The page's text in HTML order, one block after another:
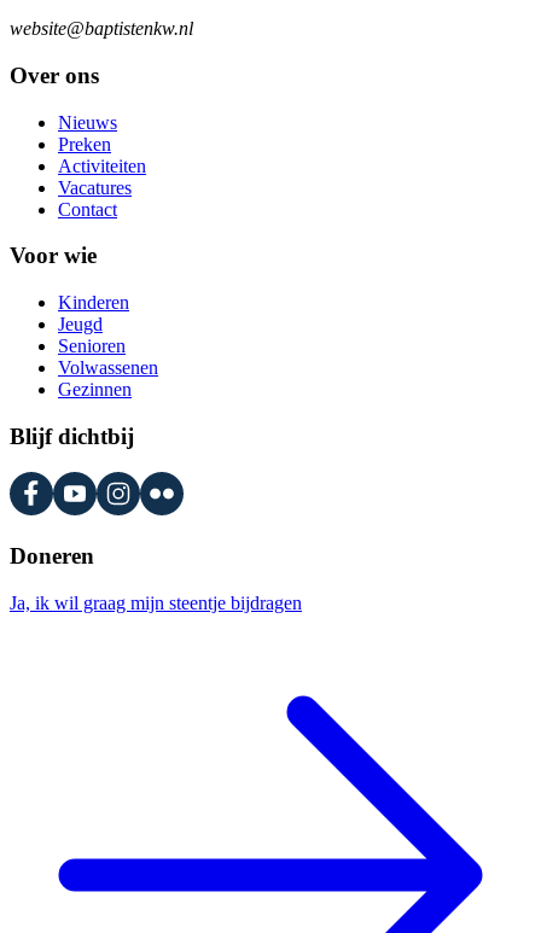
website@baptistenkw.nl
Over ons
Nieuws
Preken
Activiteiten
Vacatures
Contact
Voor wie
Kinderen
Jeugd
Senioren
Volwassenen
Gezinnen
Blijf dichtbij
Doneren
Ja, ik wil graag mijn steentje bijdragen